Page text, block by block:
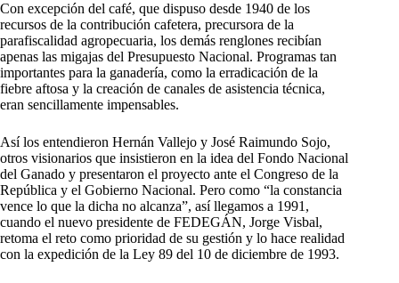
Con excepción del café, que dispuso desde 1940 de los
recursos de la contribución cafetera, precursora de la
parafiscalidad agropecuaria, los demás renglones recibían
apenas las migajas del Presupuesto Nacional. Programas tan
importantes para la ganadería, como la erradicación de la
fiebre aftosa y la creación de canales de asistencia técnica,
eran sencillamente impensables.
Así los entendieron Hernán Vallejo y José Raimundo Sojo,
otros visionarios que insistieron en la idea del Fondo Nacional
del Ganado y presentaron el proyecto ante el Congreso de la
República y el Gobierno Nacional. Pero como “la constancia
vence lo que la dicha no alcanza”, así llegamos a 1991,
cuando el nuevo presidente de FEDEGÁN, Jorge Visbal,
retoma el reto como prioridad de su gestión y lo hace realidad
con la expedición de la Ley 89 del 10 de diciembre de 1993.